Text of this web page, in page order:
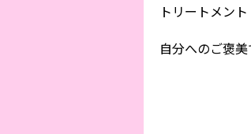
トリートメント
自分へのご褒